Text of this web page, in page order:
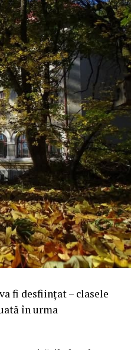
fi desființat – clasele
în urma